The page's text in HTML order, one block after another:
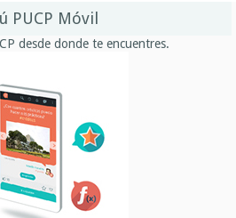
PUCP Móvil
desde donde te encuentres.